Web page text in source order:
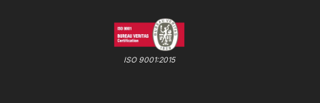
ISO 9001:2015